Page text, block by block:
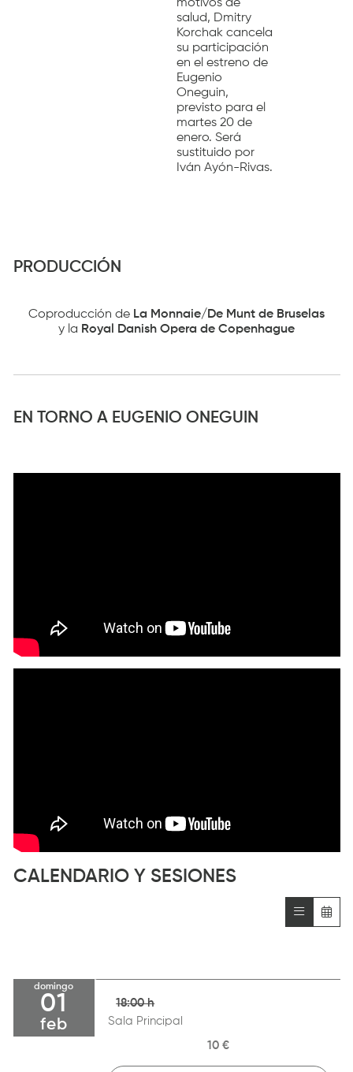
motivos de
salud, Dmitry
Korchak cancela
su participación
en el estreno de
Eugenio
Oneguin,
previsto para el
martes 20 de
enero. Será
sustituido por
Iván Ayón-Rivas.
PRODUCCIÓN
Coproducción de La Monnaie/De Munt de Bruselas
y la Royal Danish Opera de Copenhague
EN TORNO A EUGENIO ONEGUIN
CALENDARIO Y SESIONES
domingo
01
feb
18:00 h
Sala Principal
10 €